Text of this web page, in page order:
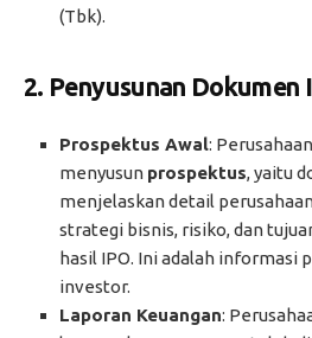
(Tbk).
2. Penyusunan Dokumen
Prospektus Awal:
menyusun prospektus, yaitu
menjelaskan detail
strategi bisnis, risiko, dan
hasil IPO. Ini adalah informasi
investor.
Laporan Keuangan: